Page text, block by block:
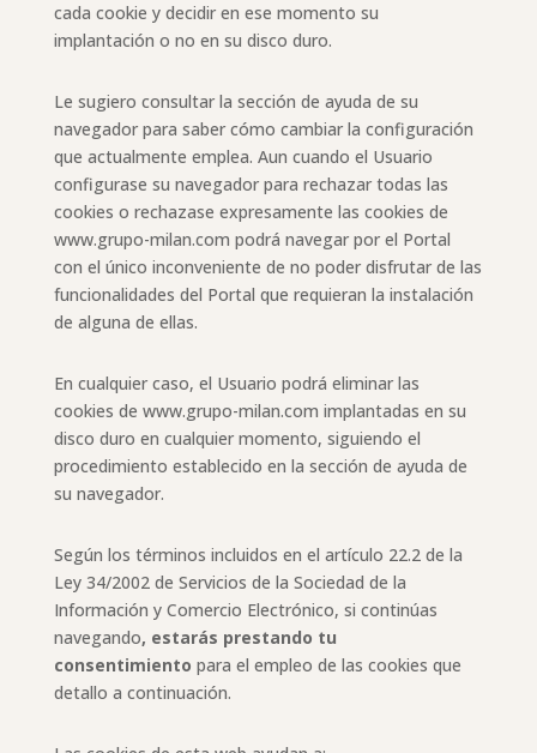
cada cookie y decidir en ese momento su
implantación o no en su disco duro.
Le sugiero consultar la sección de ayuda de su
navegador para saber cómo cambiar la configuración
que actualmente emplea. Aun cuando el Usuario
configurase su navegador para rechazar todas las
cookies o rechazase expresamente las cookies de
www.grupo-milan.com podrá navegar por el Portal
con el único inconveniente de no poder disfrutar de las
funcionalidades del Portal que requieran la instalación
de alguna de ellas.
En cualquier caso, el Usuario podrá eliminar las
cookies de www.grupo-milan.com implantadas en su
disco duro en cualquier momento, siguiendo el
procedimiento establecido en la sección de ayuda de
su navegador.
Según los términos incluidos en el artículo 22.2 de la
Ley 34/2002 de Servicios de la Sociedad de la
Información y Comercio Electrónico, si continúas
navegando, estarás prestando tu
consentimiento para el empleo de las cookies que
detallo a continuación.